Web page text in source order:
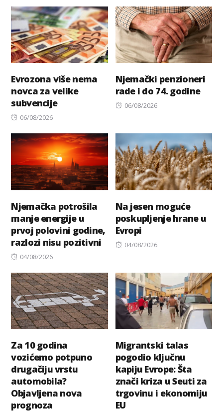
Evrozona više nema
novca za velike
subvencije
Posted
06/08/2026
Njemački penzioneri
rade i do 74. godine
Posted
06/08/2026
Njemačka potrošila
manje energije u
prvoj polovini godine,
razlozi nisu pozitivni
Posted
04/08/2026
Na jesen moguće
poskupljenje hrane u
Evropi
Posted
04/08/2026
Za 10 godina
vozićemo potpuno
drugačiju vrstu
automobila?
Objavljena nova
prognoza
Migrantski talas
pogodio ključnu
kapiju Evrope: Šta
znači kriza u Seuti za
trgovinu i ekonomiju
EU